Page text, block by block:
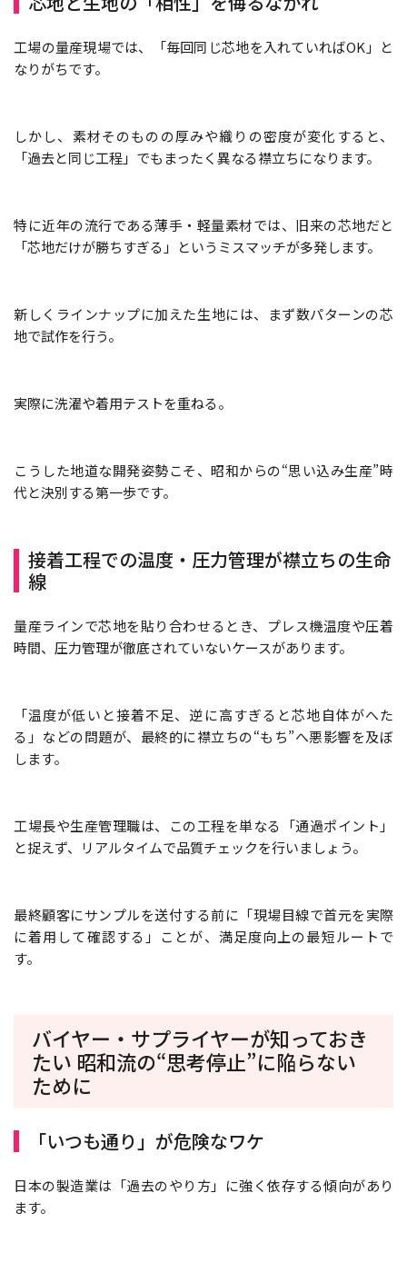
工場の量産現場では、「毎回同じ芯地を入れていればOK」と
なりがちです。
しかし、素材そのものの厚みや織りの密度が変化すると、
「過去と同じ工程」でもまったく異なる襟立ちになります。
特に近年の流行である薄手・軽量素材では、旧来の芯地だと
「芯地だけが勝ちすぎる」というミスマッチが多発します。
新しくラインナップに加えた生地には、まず数パターンの芯
地で試作を行う。
実際に洗濯や着用テストを重ねる。
こうした地道な開発姿勢こそ、昭和からの“思い込み生産”時
代と決別する第一歩です。
接着工程での温度・圧力管理が襟立ちの生命
線
量産ラインで芯地を貼り合わせるとき、プレス機温度や圧着
時間、圧力管理が徹底されていないケースがあります。
「温度が低いと接着不足、逆に高すぎると芯地自体がへた
る」などの問題が、最終的に襟立ちの“もち”へ悪影響を及ぼ
します。
工場長や生産管理職は、この工程を単なる「通過ポイント」
と捉えず、リアルタイムで品質チェックを行いましょう。
最終顧客にサンプルを送付する前に「現場目線で首元を実際
に着用して確認する」ことが、満足度向上の最短ルートで
す。
バイヤー・サプライヤーが知っておき
たい 昭和流の“思考停止”に陥らない
ために
「いつも通り」が危険なワケ
日本の製造業は「過去のやり方」に強く依存する傾向があり
ます。